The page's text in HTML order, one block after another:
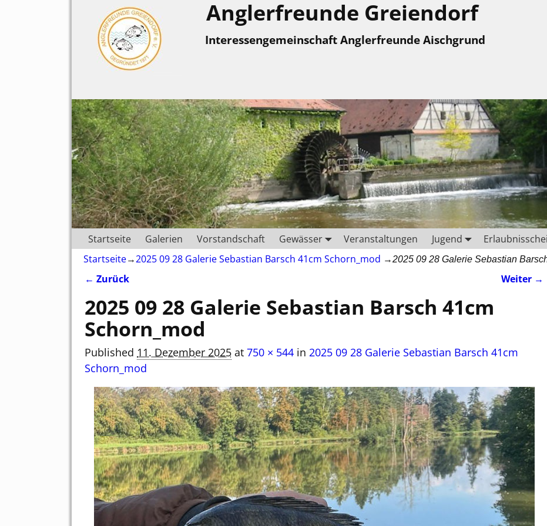
Anglerfreunde Greiendorf
Interessengemeinschaft Anglerfreunde Aischgrund
Startseite Galerien Vorstandschaft Gewässer Veranstaltungen Jugend
Startseite→2025 09 28 Galerie Sebastian Barsch 41cm Schorn_mod →2025 09 28 Galerie Sebastian
← Zurück Weiter →
2025 09 28 Galerie Sebastian Barsch 41cm
Schorn_mod
Published 11. Dezember 2025 at 750 × 544 in 2025 09 28 Galerie Sebastian Barsch 41cm
Schorn_mod